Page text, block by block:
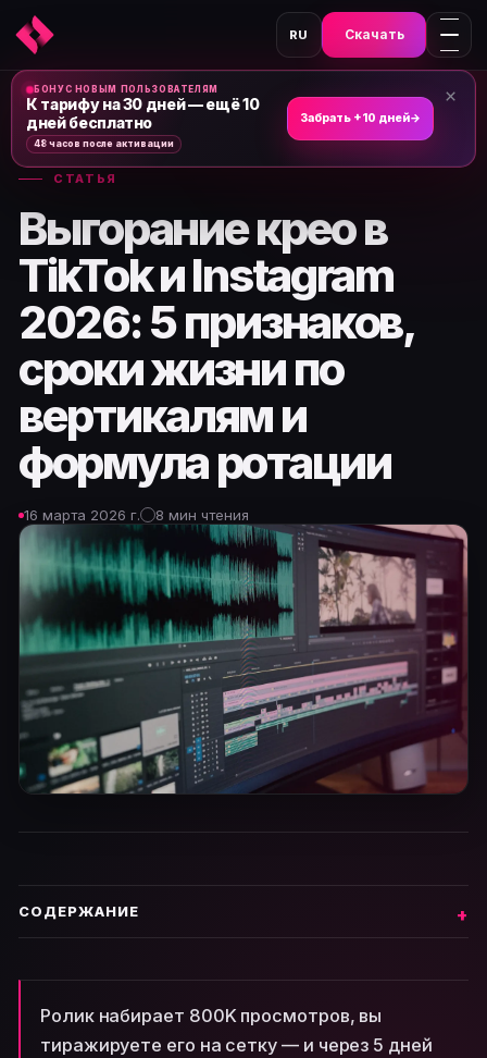
RU Скачать
Главная›Новости и статьи›
СТАТЬЯ
Выгорание крео в
TikTok и Instagram
2026: 5 признаков,
сроки жизни по
вертикалям и
формула ротации
16 марта 2026 г. 8 мин чтения
СОДЕРЖАНИЕ
Ролик набирает 800K просмотров, вы
тиражируете его на сетку — и через 5 дней
БОНУС НОВЫМ ПОЛЬЗОВАТЕЛЯМ
К тарифу на 30 дней — ещё 10
дней бесплатно
48 часов после активации
Забрать +10 дней→
×